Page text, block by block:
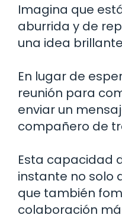
Imagina que
aburrida y de
una idea
En lugar de
reunión para
enviar un
compañero de
Esta capacidad
instante no solo
que también
colaboración